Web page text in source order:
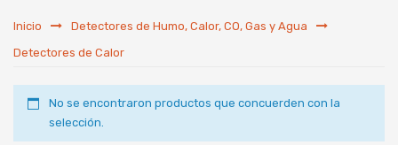
Inicio
Detectores de Humo, Calor, CO, Gas y Agua
Detectores de Calor
No se encontraron productos que concuerden con la
selección.